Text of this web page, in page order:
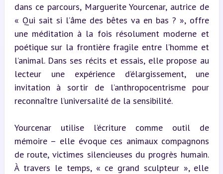
dans ce parcours, Marguerite Yourcenar, autrice de
« Qui sait si l’âme des bêtes va en bas ? », offre
une méditation à la fois résolument moderne et
poétique sur la frontière fragile entre l’homme et
l’animal. Dans ses récits et essais, elle propose au
lecteur une expérience d’élargissement, une
invitation à sortir de l’anthropocentrisme pour
reconnaître l’universalité de la sensibilité.
Yourcenar utilise l’écriture comme outil de
mémoire – elle évoque ces animaux compagnons
de route, victimes silencieuses du progrès humain.
À travers le temps, « ce grand sculpteur », elle